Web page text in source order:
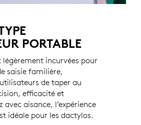
PORTABLE
légèrement incurvées pour
saisie familière,
de taper au
efficacité et
avec aisance, l’expérience
idéale pour les dactylos.